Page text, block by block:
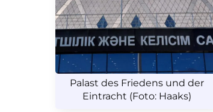
Palast des Friedens und der
Eintracht (Foto: Haaks)